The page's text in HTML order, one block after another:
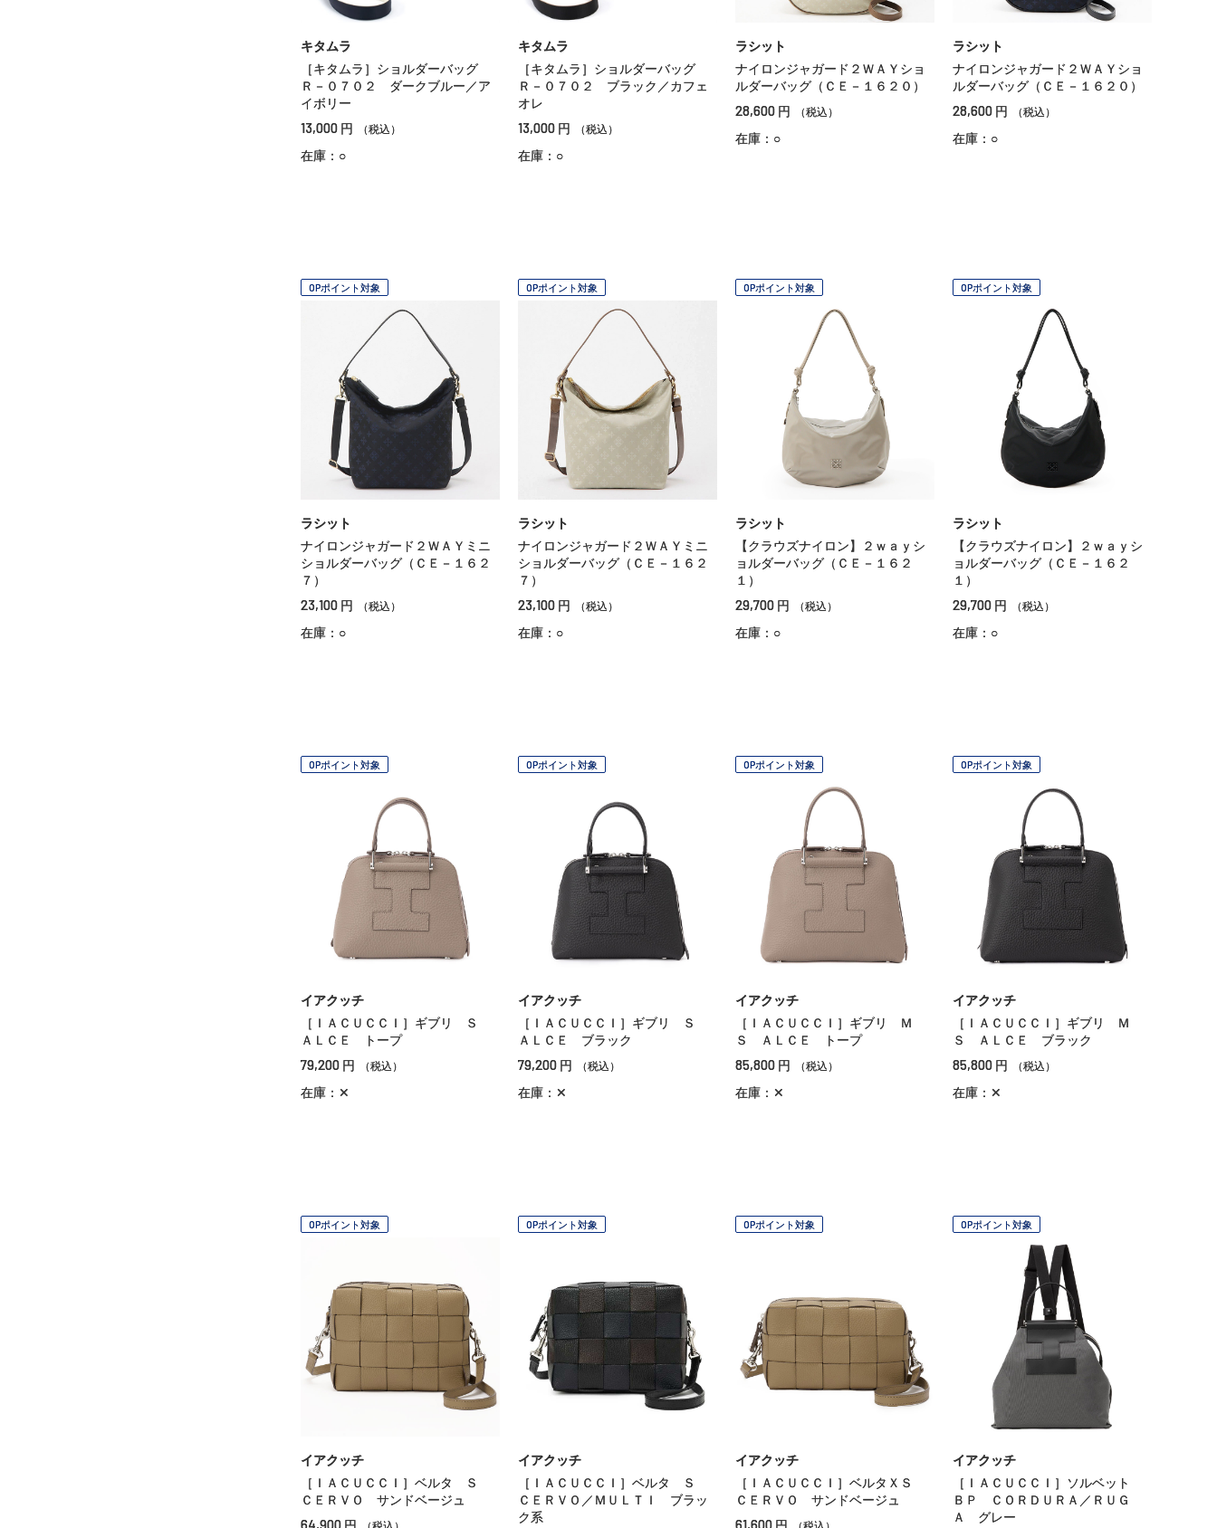
キタムラ
［キタムラ］ショルダーバッグ
Ｒ－０７０２ ダークブルー／ア
イボリー
13,000 円 （税込）
在庫：○
キタムラ
［キタムラ］ショルダーバッグ
Ｒ－０７０２ ブラック／カフェ
オレ
13,000 円 （税込）
在庫：○
ラシット
ナイロンジャガード２ＷＡＹショ
ルダーバッグ（ＣＥ－１６２０）
28,600 円 （税込）
在庫：○
ラシット
ナイロンジャガード２ＷＡＹショ
ルダーバッグ（ＣＥ－１６２０）
28,600 円 （税込）
在庫：○
OPポイント対象
ラシット
ナイロンジャガード２ＷＡＹミニ
ショルダーバッグ（ＣＥ－１６２
７）
23,100 円 （税込）
在庫：○
OPポイント対象
ラシット
ナイロンジャガード２ＷＡＹミニ
ショルダーバッグ（ＣＥ－１６２
７）
23,100 円 （税込）
在庫：○
OPポイント対象
ラシット
【クラウズナイロン】２ｗａｙシ
ョルダーバッグ（ＣＥ－１６２
１）
29,700 円 （税込）
在庫：○
OPポイント対象
ラシット
【クラウズナイロン】２ｗａｙシ
ョルダーバッグ（ＣＥ－１６２
１）
29,700 円 （税込）
在庫：○
OPポイント対象
イアクッチ
［ＩＡＣＵＣＣＩ］ギブリ Ｓ
ＡＬＣＥ トープ
79,200 円 （税込）
在庫：✕
OPポイント対象
イアクッチ
［ＩＡＣＵＣＣＩ］ギブリ Ｓ
ＡＬＣＥ ブラック
79,200 円 （税込）
在庫：✕
OPポイント対象
イアクッチ
［ＩＡＣＵＣＣＩ］ギブリ Ｍ
Ｓ ＡＬＣＥ トープ
85,800 円 （税込）
在庫：✕
OPポイント対象
イアクッチ
［ＩＡＣＵＣＣＩ］ギブリ Ｍ
Ｓ ＡＬＣＥ ブラック
85,800 円 （税込）
在庫：✕
OPポイント対象
イアクッチ
［ＩＡＣＵＣＣＩ］ベルタ Ｓ
ＣＥＲＶＯ サンドベージュ
64,900 円
OPポイント対象
イアクッチ
［ＩＡＣＵＣＣＩ］ベルタ Ｓ
ＣＥＲＶＯ／ＭＵＬＴＩ ブラッ
ク系
OPポイント対象
イアクッチ
［ＩＡＣＵＣＣＩ］ベルタＸＳ
ＣＥＲＶＯ サンドベージュ
61,600 円
OPポイント対象
イアクッチ
［ＩＡＣＵＣＣＩ］ソルベット
ＢＰ ＣＯＲＤＵＲＡ／ＲＵＧ
Ａ グレー